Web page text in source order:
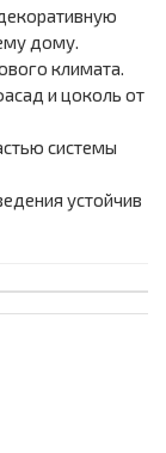
дому.
климата.
и цоколь от
системы
устойчив